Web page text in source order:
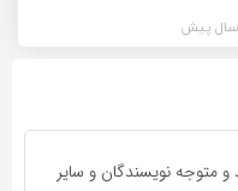
متوجه نویسندگان و سایر